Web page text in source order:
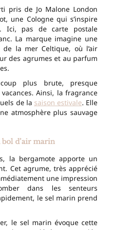
pris de Jo Malone London
une Cologne qui s’inspire
Ici, pas de carte postale
La marque imagine une
de la mer Celtique, où l’air
des agrumes et au parfum
plus brute, presque
Ainsi, la fragrance
de la saison estivale. Elle
atmosphère plus sauvage
bol d’air marin
la bergamote apporte un
Cet agrume, très apprécié
une impression
dans les senteurs
le sel marin prend
le sel marin évoque cette